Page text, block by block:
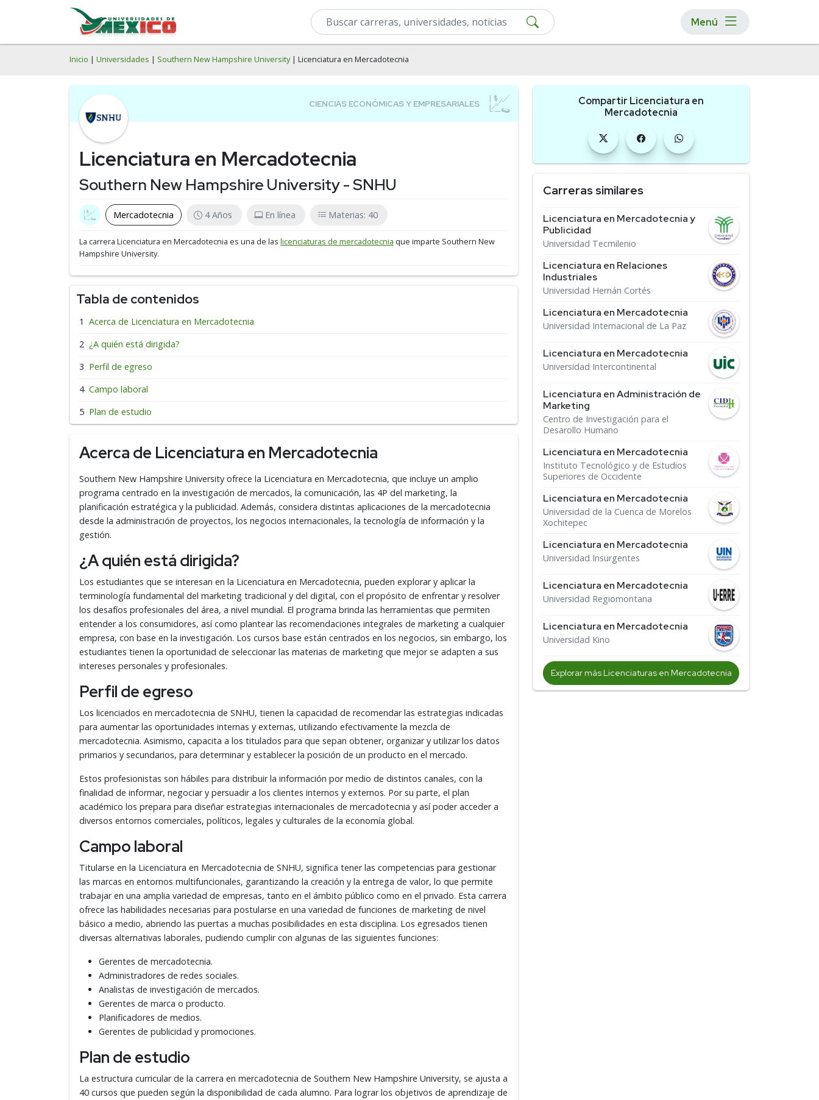
Menú
Inicio | Universidades | Southern New Hampshire University| Licenciatura en Mercadotecnia
Licenciatura en Mercadotecnia
Southern New Hampshire University - SNHU
Mercadotecnia 4 Años En línea Materias: 40
La carrera Licenciatura en Mercadotecnia es una de las licenciaturas de mercadotecnia que imparte Southern New
Hampshire University.
Tabla de contenidos
Acerca de Licenciatura en Mercadotecnia
¿A quién está dirigida?
Perfil de egreso
Campo laboral
Plan de estudio
Acerca de Licenciatura en Mercadotecnia
Southern New Hampshire University ofrece la Licenciatura en Mercadotecnia, que incluye un amplio
programa centrado en la investigación de mercados, la comunicación, las 4P del marketing, la
planificación estratégica y la publicidad. Además, considera distintas aplicaciones de la mercadotecnia
desde la administración de proyectos, los negocios internacionales, la tecnología de información y la
gestión.
¿A quién está dirigida?
Los estudiantes que se interesan en la Licenciatura en Mercadotecnia, pueden explorar y aplicar la
terminología fundamental del marketing tradicional y del digital, con el propósito de enfrentar y resolver
los desafíos profesionales del área, a nivel mundial. El programa brinda las herramientas que permiten
entender a los consumidores, así como plantear las recomendaciones integrales de marketing a cualquier
empresa, con base en la investigación. Los cursos base están centrados en los negocios, sin embargo, los
estudiantes tienen la oportunidad de seleccionar las materias de marketing que mejor se adapten a sus
intereses personales y profesionales.
Perfil de egreso
Los licenciados en mercadotecnia de SNHU, tienen la capacidad de recomendar las estrategias indicadas
para aumentar las oportunidades internas y externas, utilizando efectivamente la mezcla de
mercadotecnia. Asimismo, capacita a los titulados para que sepan obtener, organizar y utilizar los datos
primarios y secundarios, para determinar y establecer la posición de un producto en el mercado.
Estos profesionistas son hábiles para distribuir la información por medio de distintos canales, con la
finalidad de informar, negociar y persuadir a los clientes internos y externos. Por su parte, el plan
académico los prepara para diseñar estrategias internacionales de mercadotecnia y así poder acceder a
diversos entornos comerciales, políticos, legales y culturales de la economía global.
Campo laboral
Titularse en la Licenciatura en Mercadotecnia de SNHU, significa tener las competencias para gestionar
las marcas en entornos multifuncionales, garantizando la creación y la entrega de valor, lo que permite
trabajar en una amplia variedad de empresas, tanto en el ámbito público como en el privado. Esta carrera
ofrece las habilidades necesarias para postularse en una variedad de funciones de marketing de nivel
básico a medio, abriendo las puertas a muchas posibilidades en esta disciplina. Los egresados tienen
diversas alternativas laborales, pudiendo cumplir con algunas de las siguientes funciones:
Gerentes de mercadotecnia.
Administradores de redes sociales.
Analistas de investigación de mercados.
Gerentes de marca o producto.
Planificadores de medios.
Gerentes de publicidad y promociones.
Plan de estudio
La estructura curricular de la carrera en mercadotecnia de Southern New Hampshire University, se ajusta a
40 cursos que pueden según la disponibilidad de cada alumno. Para lograr los objetivos de aprendizaje de
Compartir Licenciatura en
Mercadotecnia
Carreras similares
Licenciatura en Mercadotecnia y
Publicidad
Universidad Tecmilenio
Licenciatura en Relaciones
Industriales
Universidad Hernán Cortés
Licenciatura en Mercadotecnia
Universidad Internacional de La Paz
Licenciatura en Mercadotecnia
Universidad Intercontinental
Licenciatura en Administración de
Marketing
Centro de Investigación para el
Desarollo Humano
Licenciatura en Mercadotecnia
Instituto Tecnológico y de Estudios
Superiores de Occidente
Licenciatura en Mercadotecnia
Universidad de la Cuenca de Morelos
Xochitepec
Licenciatura en Mercadotecnia
Universidad Insurgentes
Licenciatura en Mercadotecnia
Universidad Regiomontana
Licenciatura en Mercadotecnia
Universidad Kino
Explorar más Licenciaturas en Mercadotecnia